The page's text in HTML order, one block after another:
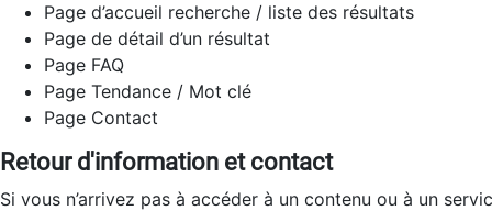
Page d’accueil recherche / liste des résultats
Page de détail d’un résultat
Page FAQ
Page Tendance / Mot clé
Page Contact
Retour d'information et contact
Si vous n’arrivez pas à accéder à un contenu ou à un